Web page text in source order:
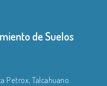
de Suelos
Petrox, Talcahuano.